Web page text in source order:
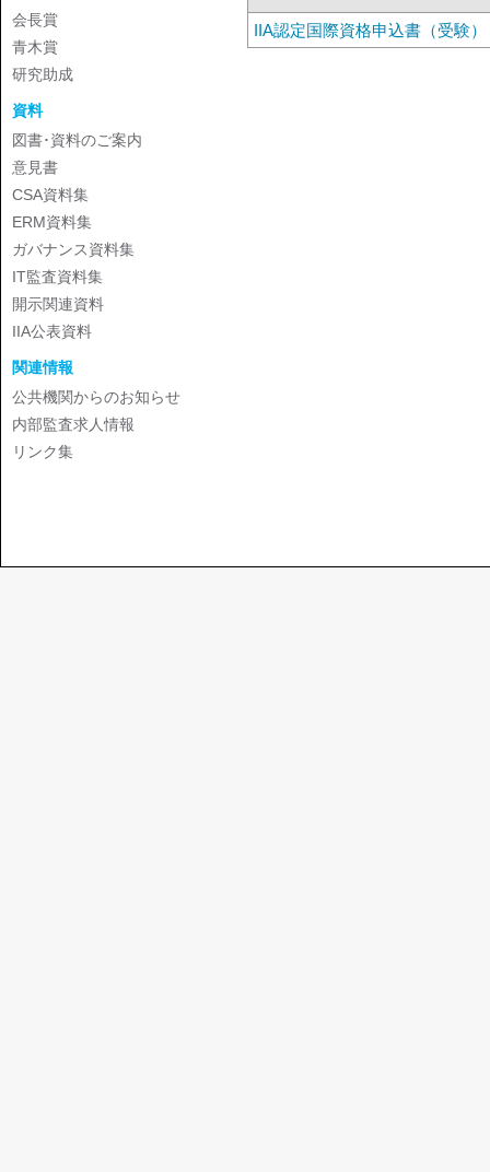
会長賞
青木賞
研究助成
資料
図書･資料のご案内
意見書
CSA資料集
ERM資料集
ガバナンス資料集
IT監査資料集
開示関連資料
IIA公表資料
関連情報
公共機関からのお知らせ
内部監査求人情報
リンク集
IIA認定国際資格申込書（受験）